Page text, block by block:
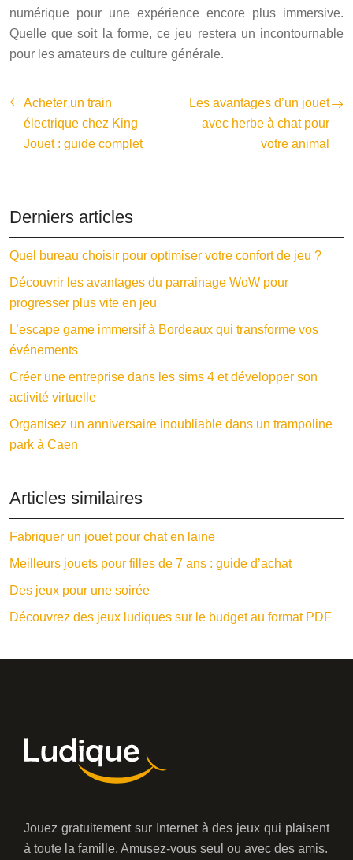
numérique pour une expérience encore plus immersive.
Quelle que soit la forme, ce jeu restera un incontournable
pour les amateurs de culture générale.
Acheter un train
électrique chez King
Jouet : guide complet
Les avantages d’un jouet
avec herbe à chat pour
votre animal
Derniers articles
Quel bureau choisir pour optimiser votre confort de jeu ?
Découvrir les avantages du parrainage WoW pour
progresser plus vite en jeu
L’escape game immersif à Bordeaux qui transforme vos
événements
Créer une entreprise dans les sims 4 et développer son
activité virtuelle
Organisez un anniversaire inoubliable dans un trampoline
park à Caen
Articles similaires
Fabriquer un jouet pour chat en laine
Meilleurs jouets pour filles de 7 ans : guide d’achat
Des jeux pour une soirée
Découvrez des jeux ludiques sur le budget au format PDF
Jouez gratuitement sur Internet à des jeux qui plaisent
à toute la famille. Amusez-vous seul ou avec des amis.